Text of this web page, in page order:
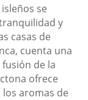
se
y
casas de
cuenta una
de la
ofrece
aromas de